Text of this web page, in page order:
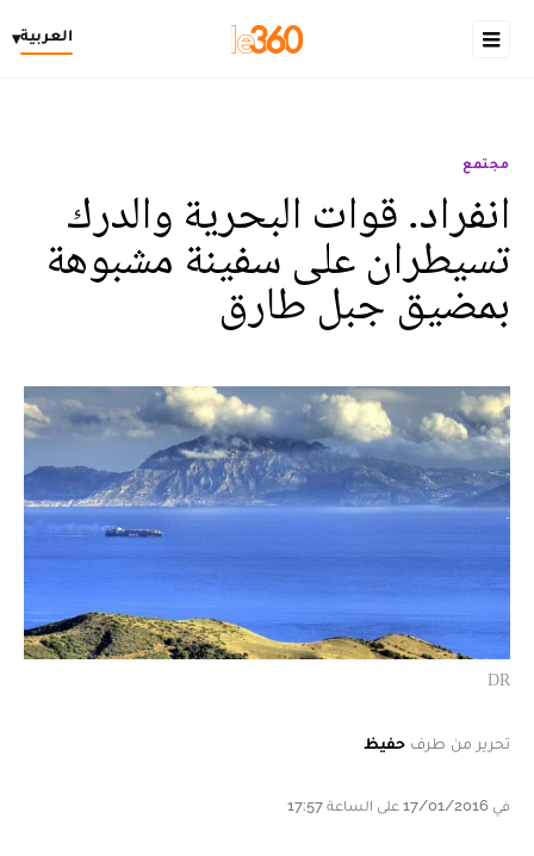
العربية▾
مجتمع
انفراد. قوات البحرية والدرك
تسيطران على سفينة مشبوهة
بمضيق جبل طارق
DR
تحرير من طرف حفيظ
في 17/01/2016 على الساعة 17:57